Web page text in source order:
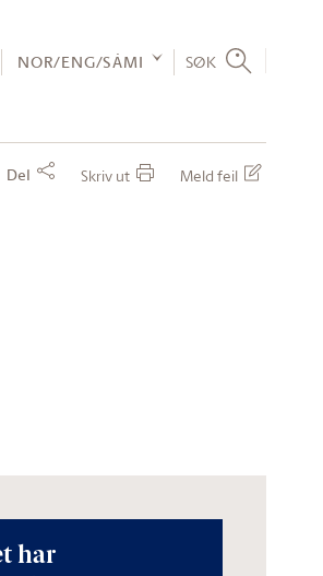
NOR/ENG/SÁMI SØK
Del Skriv ut Meld feil
har